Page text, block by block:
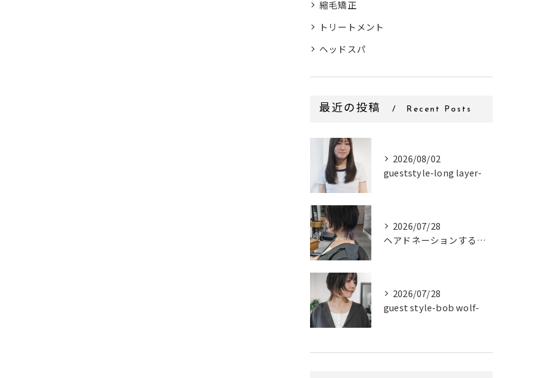
縮毛矯正
トリートメント
ヘッドスパ
最近の投稿 Recent Posts
2026/08/02
gueststyle-long layer-
2026/07/28
ヘアドネーションするお客様✂
2026/07/28
guest style-bob wolf-